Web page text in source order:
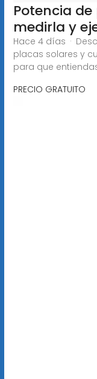
Potencia
medirla y
Hace 4 días ·
placas solares y
para que
PRECIO GRATUITO